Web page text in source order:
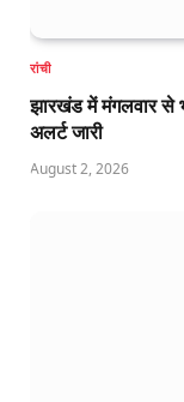
रांची
झारखंड में मंगलवार से
अलर्ट जारी
August 2, 2026